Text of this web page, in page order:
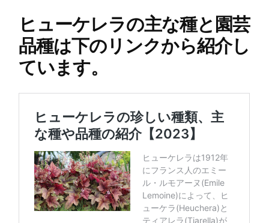
ヒューケレラの主な種と園芸
品種は下のリンクから紹介し
ています。